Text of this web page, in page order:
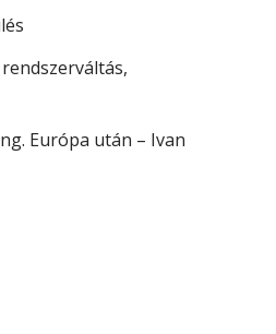
Európa után – Ivan